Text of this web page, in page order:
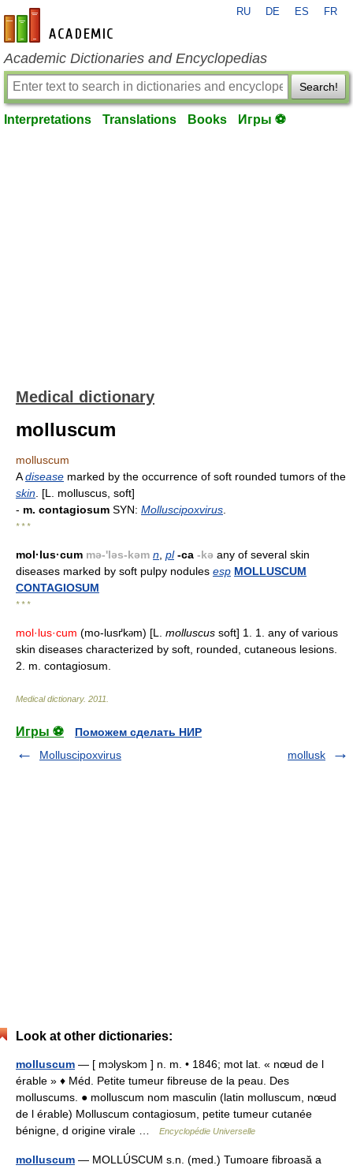
en-academic.com
RU DE ES FR
Academic Dictionaries and Encyclopedias
Search!
Interpretations Translations Books Игры ⚽
Medical dictionary
molluscum
molluscum
Adisease marked by the occurrence of soft rounded tumors of the
skin . [L. molluscus, soft]
- m. contagiosum SYN: Molluscipoxvirus
* * *
mol·lus·cum mə-'ləs-kəm n pl -ca -kə any of several skin
diseases marked by soft pulpy nodules esp MOLLUSCUM
CONTAGIOSUM
* * *
mol·lus·cum (mo-lusґkəm) [L. molluscus soft] 1. 1. any of various
skin diseases characterized by soft, rounded, cutaneous lesions.
2. m. contagiosum.
Medical dictionary. 2011
Игры ⚽
Поможем сделать НИР
Molluscipoxvirus
mollusk
Look at other dictionaries:
molluscum — [ mɔlyskɔm ] n. m. • 1846; mot lat. « nœud de l
érable » ♦ Méd. Petite tumeur fibreuse de la peau. Des
molluscums. ● molluscum nom masculin (latin molluscum, nœud
de l érable) Molluscum contagiosum, petite tumeur cutanée
bénigne, d origine virale …
Encyclopédie Universelle
molluscum — MOLLÚSCUM s.n. (med.) Tumoare fibroasă a